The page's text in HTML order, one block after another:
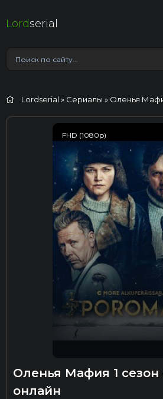
Lordserial
Lordserial » Сериалы » Оленья
FHD (1080p)
Оленья Мафия 1 сезон
онлайн